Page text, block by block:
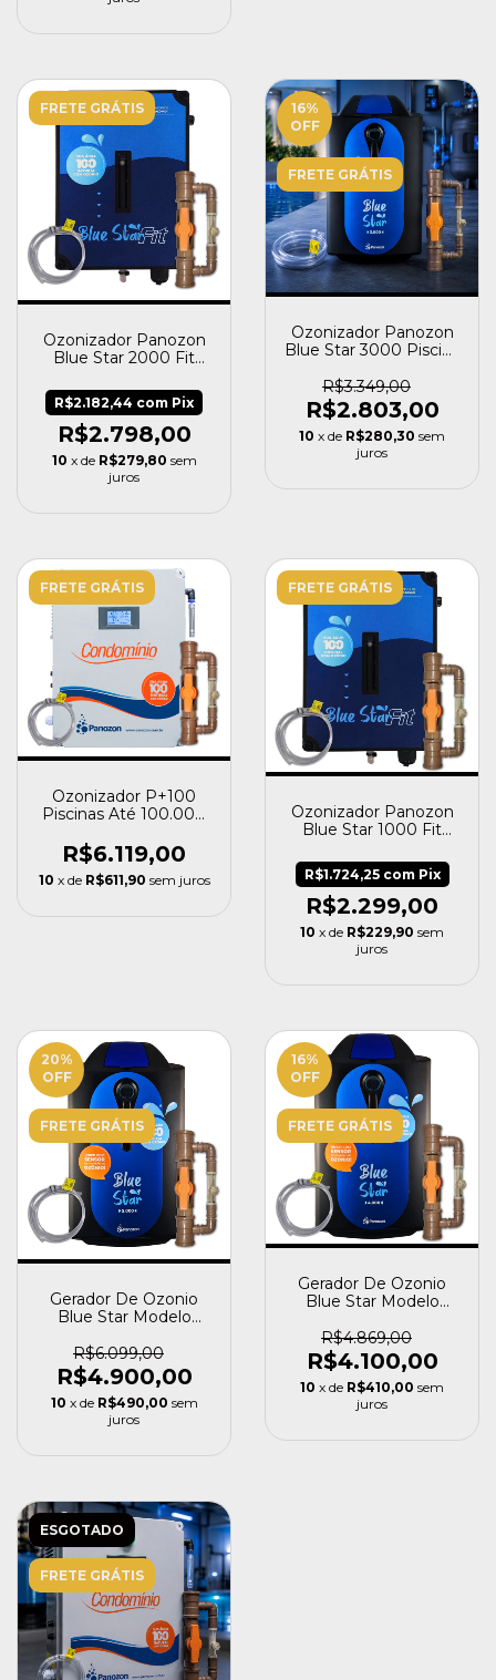
FRETE GRÁTIS
Ozonizador Panozon
Blue Star 2000 Fit
R$2.798,00
R$2.182,44 com Pix
10 x de R$279,80 sem
juros
16%
OFF
FRETE GRÁTIS
Ozonizador Panozon
Blue Star 3000 Piscina
R$3.349,00
R$2.803,00
10 x de R$280,30 sem
juros
FRETE GRÁTIS
Ozonizador P+100
Piscinas Até 100.000
R$6.119,00
10 x de R$611,90 sem juros
FRETE GRÁTIS
Ozonizador Panozon
Blue Star 1000 Fit
R$2.299,00
R$1.724,25 com Pix
10 x de R$229,90 sem
juros
20%
OFF
FRETE GRÁTIS
Gerador De Ozonio
Blue Star Modelo
200.000l
R$6.099,00
R$4.900,00
10 x de R$490,00 sem
juros
16%
OFF
FRETE GRÁTIS
Gerador De Ozonio
Blue Star Modelo
150.000l
R$4.869,00
R$4.100,00
10 x de R$410,00 sem
juros
ESGOTADO
FRETE GRÁTIS